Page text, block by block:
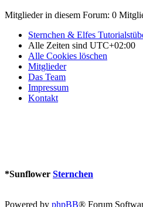
Mitglieder in diesem Forum: 0
Sternchen & Elfes
Alle Zeiten sind UTC+02:00
Alle Cookies löschen
Mitglieder
Das Team
Impressum
Kontakt
*Sunflower Sternchen
Powered by phpBB® Forum